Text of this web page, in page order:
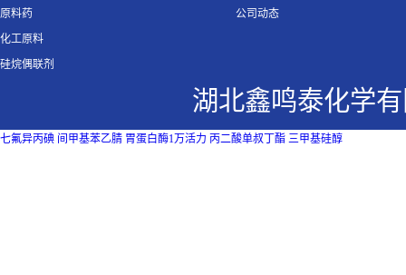
原料药
化工原料
硅烷偶联剂
公司动态
湖北鑫鸣泰化学
七氟异丙碘 间甲基苯乙腈 胃蛋白酶1万活力 丙二酸单叔丁酯 三甲基硅醇